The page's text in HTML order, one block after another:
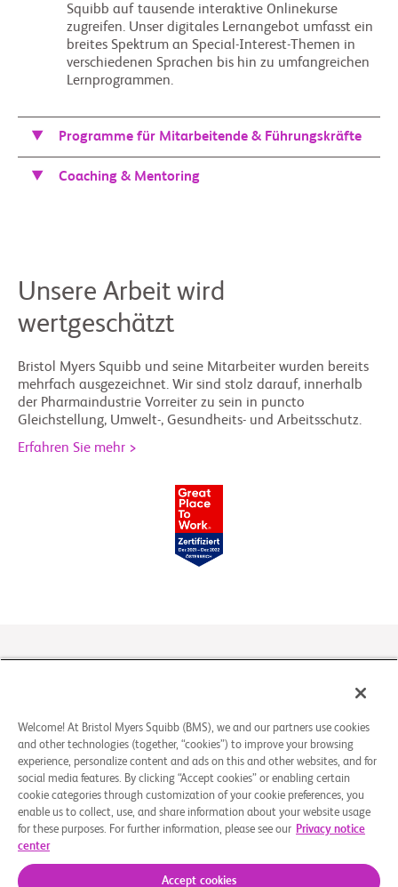
Squibb auf tausende interaktive Onlinekurse
zugreifen. Unser digitales Lernangebot umfasst ein
breites Spektrum an Special-Interest-Themen in
verschiedenen Sprachen bis hin zu umfangreichen
Lernprogrammen.
Programme für Mitarbeitende & Führungskräfte
Coaching & Mentoring
Unsere Arbeit wird
wertgeschätzt
Bristol Myers Squibb und seine Mitarbeiter wurden bereits
mehrfach ausgezeichnet. Wir sind stolz darauf, innerhalb
der Pharmaindustrie Vorreiter zu sein in puncto
Gleichstellung, Umwelt-, Gesundheits- und Arbeitsschutz.
Erfahren Sie mehr >
Rechtliche Hinweise
Datenschutzrichtlinien
Kontakt/FAQs
© 2026Bristol-Myers Squibb Company
Welcome! At Bristol Myers Squibb (BMS), we and our partners use cookies
and other technologies (together, “cookies”) to improve your browsing
experience, personalize content and ads on this and other websites, and for
social media features. By clicking “Accept cookies” or enabling certain
cookie categories through customization of your cookie preferences, you
enable us to collect, use, and share information about your website usage
for these purposes. For further information, please see our Privacy notice
center
Accept cookies